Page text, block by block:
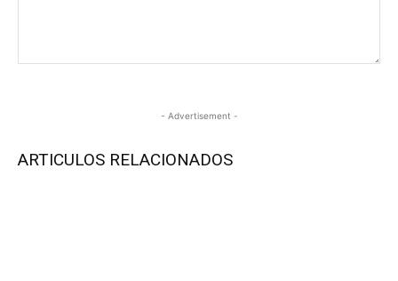
- Advertisement -
ARTICULOS RELACIONADOS